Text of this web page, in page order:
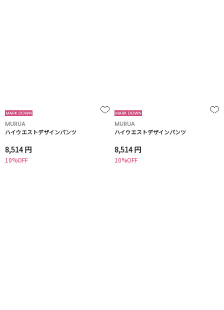
MURUA
ハイウエストデザインパンツ
8,514 円
10%OFF
MURUA
ハイウエストデザインパンツ
8,514 円
10%OFF